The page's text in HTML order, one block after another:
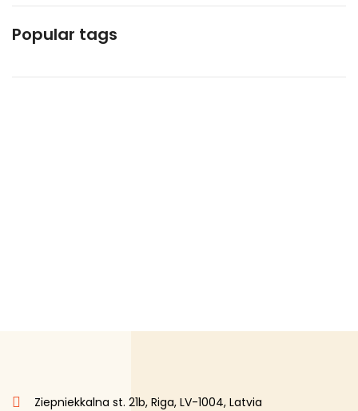
Mājsaimniecības preces
Piena , augu tauki un olas produkti
Popular tags
Ziepniekkalna st. 21b, Riga, LV-1004, Latvia